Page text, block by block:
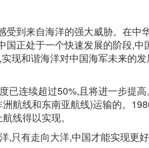
到来自海洋的强大威胁。在中
正处于一个快速发展的阶段,中
现和谐海洋对中国海军未来的
已连续超过50%,且将进一步提
航线和东南亚航线)运输的。
线得以实现。
只有走向大洋,中国才能实现更好